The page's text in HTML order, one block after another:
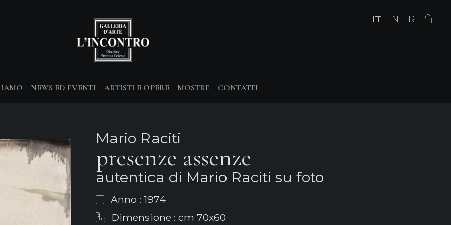
IT EN FR
NEWS ED EVENTI ARTISTI E OPERE MOSTRE CONTATTI
Mario Raciti
presenze assenze
autentica di Mario Raciti su foto
Anno : 1974
Dimensione : cm 70x60